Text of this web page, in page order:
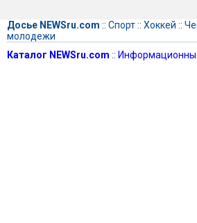
Досье NEWSru.com :: Спорт:: Хоккей ::
молодежи
Каталог NEWSru.com ::